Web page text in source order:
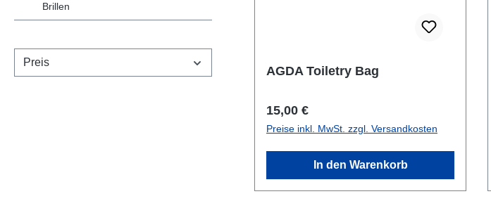
Brillen
Preis
AGDA Toiletry Bag
Regulärer Preis:
15,00 €
Preise inkl. MwSt. zzgl. Versandkosten
In den Warenkorb